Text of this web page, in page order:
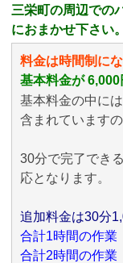
三栄町の周辺での
におまかせ下さい。
料金は時間制に
基本料金が 6,000
基本料金の中には
含まれていますの
30分で完了でき
応となります。
追加料金は30分
合計1時間の作業
合計2時間の作業